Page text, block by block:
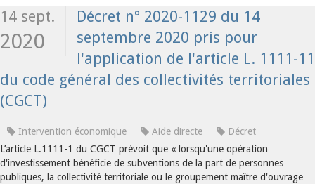
14 sept.
2020
Décret n° 2020-1129 du 14
septembre 2020 pris pour
l'application de l'article L. 1111-11
du code général des collectivités territoriales
(CGCT)
Intervention économique Aide directe
Décret
L’article L.1111-1 du CGCT prévoit que « lorsqu'une opération
d'investissement bénéficie de subventions de la part de personnes
publiques, la collectivité territoriale ou le groupement maître d'ouvrage